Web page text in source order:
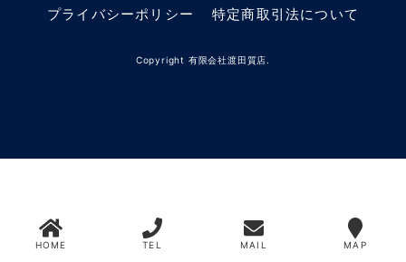
プライバシーポリシー 特定商取引法について
Copyright 有限会社渡田質店.
HOME TEL MAIL MAP